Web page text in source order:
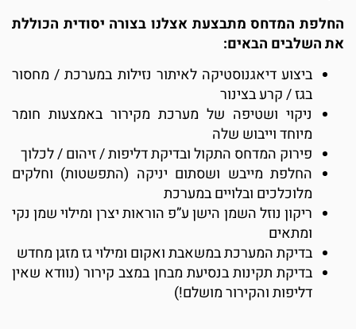
החלפת המדחס מתבצעת אצלנו בצורה יסודית הכוללת
את השלבים הבאים:
ביצוע דיאגנוסטיקה לאיתור נזילות במערכת / מחסור
בגז / קרע בצינור
ניקוי ושטיפה של מערכת מקירור באמצעות חומר
מיוחד וייבוש שלה
פירוק המדחס התקול ובדיקת דליפות / זיהום / לכלוך
החלפת מייבש ושסתום יניקה (התפשטות) וחלקים
מלוכלכים ובלויים במערכת
ריקון נוזל השמן הישן ע”פ הוראות יצרן ומילוי שמן נקי
ומתאים
בדיקת המערכת במשאבת ואקום ומילוי גז מזגן מחדש
בדיקת תקינות בנסיעת מבחן במצב קירור (נוודא שאין
דליפות והקירור מושלם!)